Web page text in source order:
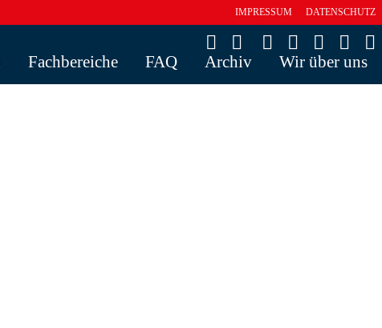
IMPRESSUM DATENSCHUTZ
Fachbereiche FAQ Archiv Wir über uns